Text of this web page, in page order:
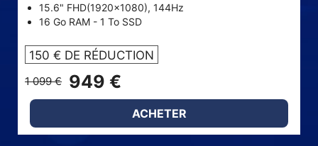
15.6" FHD(1920x1080), 144Hz
16 Go RAM - 1 To SSD
150 € DE RÉDUCTION
1 099 € 949 €
ACHETER